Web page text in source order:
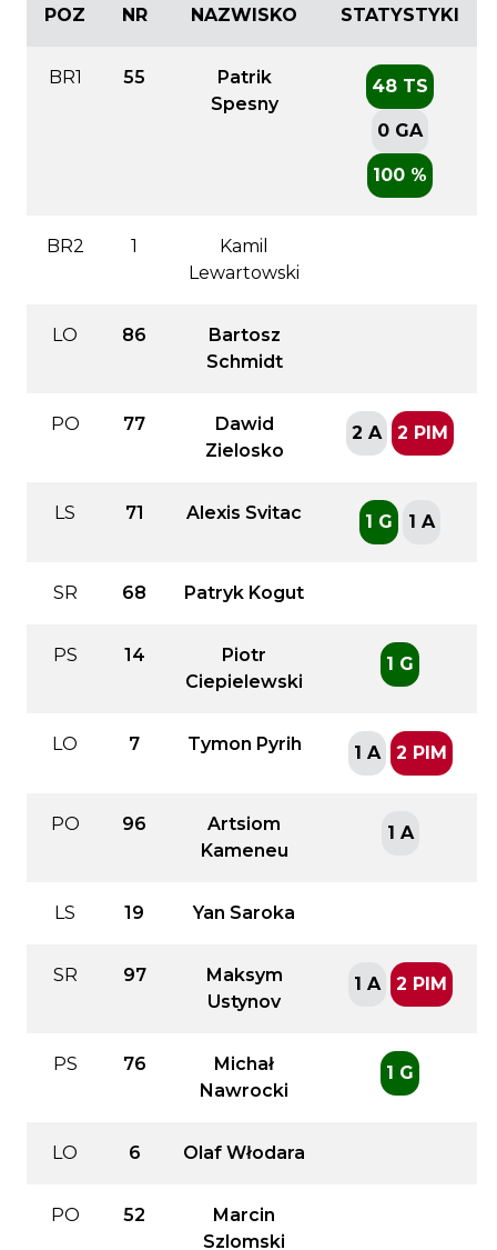
POZ NR
NAZWISKO
STATYSTYKI
BR1 55
Patrik
Spesny
48 TS
0 GA
100 %
BR2 1
Kamil
Lewartowski
LO 86
Bartosz
Schmidt
PO 77
Dawid
Zielosko
2 A 2 PIM
LS 71 Alexis Svitac 1 G 1 A
SR 68 Patryk Kogut
PS 14
Piotr
Ciepielewski
1 G
LO 7 Tymon Pyrih 1 A 2 PIM
PO 96
Artsiom
Kameneu
1 A
LS 19 Yan Saroka
SR 97
Maksym
Ustynov
1 A 2 PIM
PS 76
Michał
Nawrocki
1 G
LO 6 Olaf Włodara
PO 52
Marcin
Szlomski